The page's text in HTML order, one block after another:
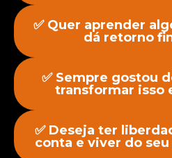
✅ Quer aprender
dá retorno
✅ Sempre gostou
transformar isso
✅ Deseja ter
conta e viver do